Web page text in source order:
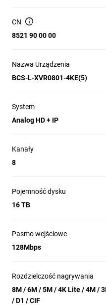
CN
8521 90 00 00
Nazwa Urządzenia
BCS-L-XVR0801-4KE(5)
System
Analog HD + IP
Kanały
8
Pojemność dysku
16 TB
Pasmo wejściowe
128Mbps
Rozdzielczość nagrywania
8M / 6M / 5M / 4K Lite / 4M /
/ D1 / CIF